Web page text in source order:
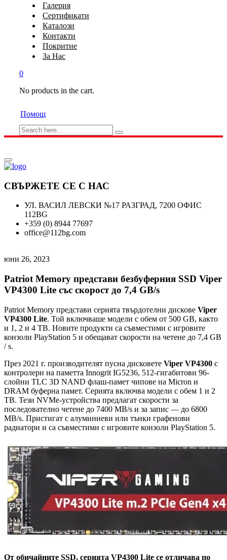
Галерия
Сертификати
Каталози
Контакти
Покритие
За Нас
0
No products in the cart.
Помощ
СВЪРЖЕТЕ СЕ С НАС
УЛ. ВАСИЛ ЛЕВСКИ №17 РАЗГРАД, 7200 ОФИС
112BG
+359 (0) 8944 77697
office@112bg.com
юни 26, 2023
Patriot Memory представи безбуферния SSD Viper
VP4300 Lite със скорост до 7,4 GB/s
Patriot Memory представи серията твърдотелни дискове Viper
VP4300 Lite. Той включваше модели с обем от 500 GB, както
и 1, 2 и 4 TB. Новите продукти са съвместими с игровите
конзоли PlayStation 5 и обещават скорости на четене до 7,4 GB
/ s.
През 2021 г. производителят пусна дисковете Viper VP4300 с
контролери на паметта Innogrit IG5236, 512-гигабитови 96-
слойни TLC 3D NAND флаш-памет чипове на Micron и
DRAM буферна памет. Серията включва модели с обем 1 и 2
TB. Тези NVMe-устройства предлагат скорости за
последователно четене до 7400 MB/s и за запис — до 6800
MB/s. Пристигат с алуминиеви или тънки графенови
радиатори и са съвместими с игровите конзоли PlayStation 5.
От обичайните SSD, серията VP4300 Lite се отличава по